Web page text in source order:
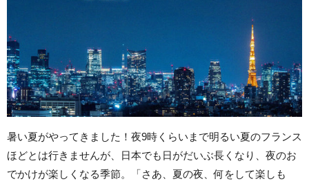
暑い夏がやってきました！夜9時くらいまで明るい夏のフランス
ほどとは行きませんが、日本でも日がだいぶ長くなり、夜のお
でかけが楽しくなる季節。「さあ、夏の夜、何をして楽しも